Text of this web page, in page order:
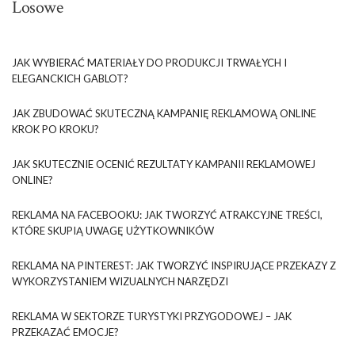
Losowe
JAK WYBIERAĆ MATERIAŁY DO PRODUKCJI TRWAŁYCH I
ELEGANCKICH GABLOT?
JAK ZBUDOWAĆ SKUTECZNĄ KAMPANIĘ REKLAMOWĄ ONLINE
KROK PO KROKU?
JAK SKUTECZNIE OCENIĆ REZULTATY KAMPANII REKLAMOWEJ
ONLINE?
REKLAMA NA FACEBOOKU: JAK TWORZYĆ ATRAKCYJNE TREŚCI,
KTÓRE SKUPIĄ UWAGĘ UŻYTKOWNIKÓW
REKLAMA NA PINTEREST: JAK TWORZYĆ INSPIRUJĄCE PRZEKAZY Z
WYKORZYSTANIEM WIZUALNYCH NARZĘDZI
REKLAMA W SEKTORZE TURYSTYKI PRZYGODOWEJ – JAK
PRZEKAZAĆ EMOCJE?